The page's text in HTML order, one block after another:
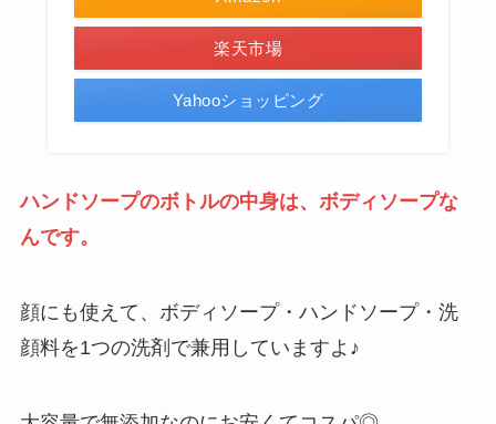
楽天市場
Yahooショッピング
ハンドソープのボトルの中身は、ボディソープな
んです。
顔にも使えて、ボディソープ・ハンドソープ・洗
顔料を1つの洗剤で兼用していますよ♪